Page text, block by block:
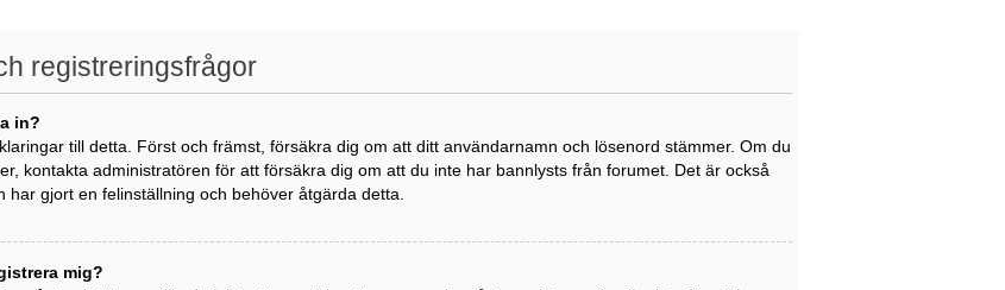
registreringsfrågor
in?
till detta. Först och främst, försäkra dig om att ditt användarnamn och lösenord stämmer. Om du
kontakta administratören för att försäkra dig om att du inte har bannlysts från forumet. Det är också
har gjort en felinställning och behöver åtgärda detta.
mig?